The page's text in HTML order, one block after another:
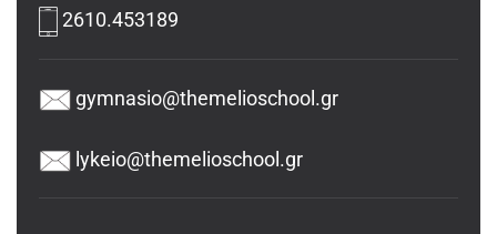
2610.453189
gymnasio@themelioschool.gr
lykeio@themelioschool.gr